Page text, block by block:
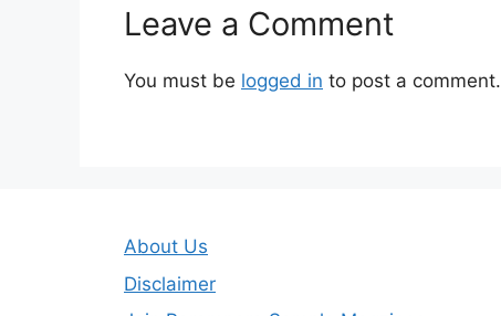
Leave a Comment
You must be logged in to post a comment.
About Us
Disclaimer